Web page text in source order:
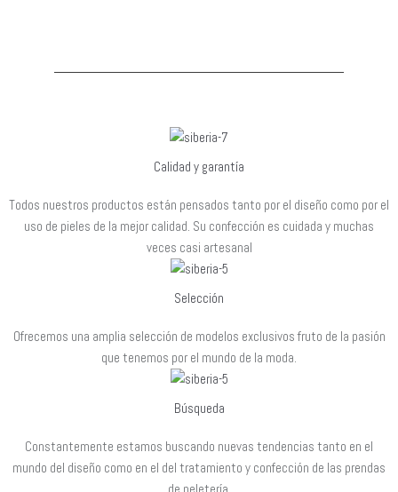
Calidad y garantía
Todos nuestros productos están pensados tanto por el diseño como por el
uso de pieles de la mejor calidad. Su confección es cuidada y muchas
veces casi artesanal
Selección
Ofrecemos una amplia selección de modelos exclusivos fruto de la pasión
que tenemos por el mundo de la moda.
Búsqueda
Constantemente estamos buscando nuevas tendencias tanto en el
mundo del diseño como en el del tratamiento y confección de las prendas